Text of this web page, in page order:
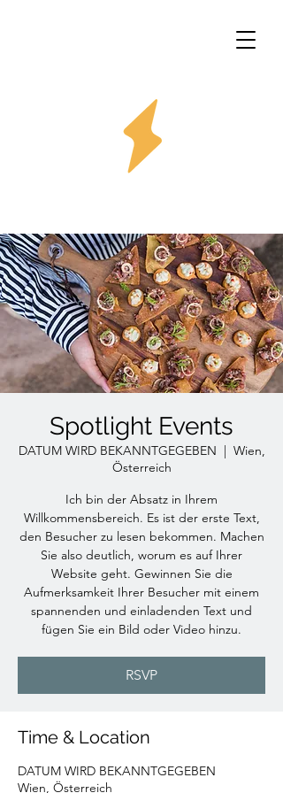
Spotlight Events
DATUM WIRD BEKANNTGEGEBEN
  |
Wien,
Österreich
Ich bin der Absatz in Ihrem
Willkommensbereich. Es ist der erste Text,
den Besucher zu lesen bekommen. Machen
Sie also deutlich, worum es auf Ihrer
Website geht. Gewinnen Sie die
Aufmerksamkeit Ihrer Besucher mit einem
spannenden und einladenden Text und
fügen Sie ein Bild oder Video hinzu.
RSVP
Time & Location
DATUM WIRD BEKANNTGEGEBEN
Wien, Österreich